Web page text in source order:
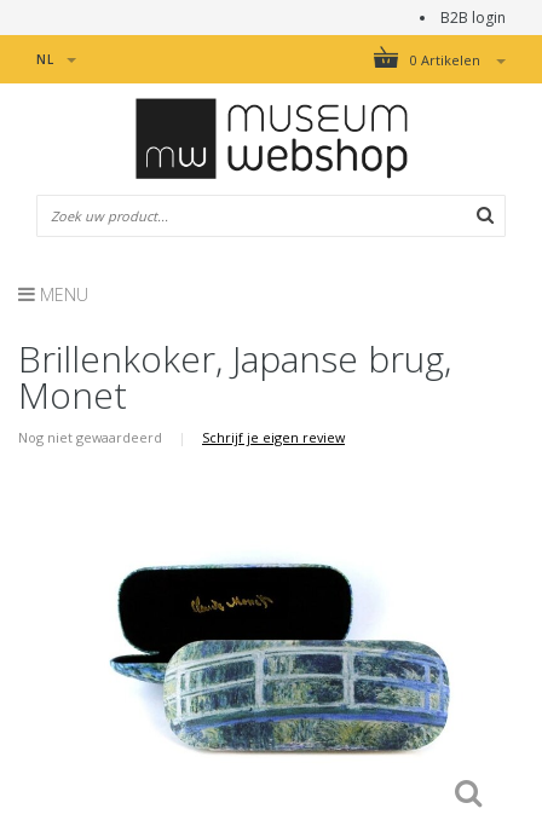
B2B login
0 Artikelen
NL
MENU
Brillenkoker, Japanse brug,
Monet
Nog niet gewaardeerd | Schrijf je eigen review